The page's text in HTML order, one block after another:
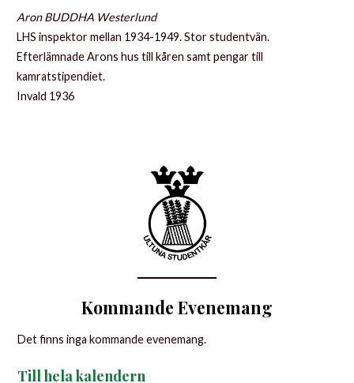
Aron BUDDHA Westerlund
LHS inspektor mellan 1934-1949. Stor studentvän.
Efterlämnade Arons hus till kåren samt pengar till
kamratstipendiet.
Invald 1936
Kommande Evenemang
Det finns inga kommande evenemang.
Till hela kalendern